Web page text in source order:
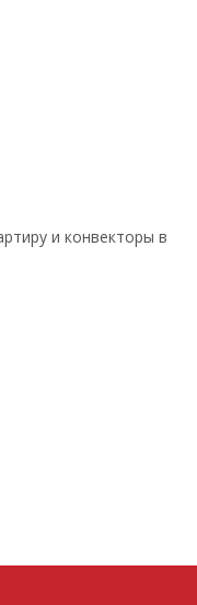
и конвекторы в